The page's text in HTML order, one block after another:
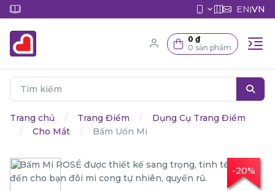
EN|VN
0 ₫
0 sản phẩm
Trang chủ Trang Điểm
Dụng Cụ Trang Điểm
Cho Mắt
Bấm Uốn Mi
-20%